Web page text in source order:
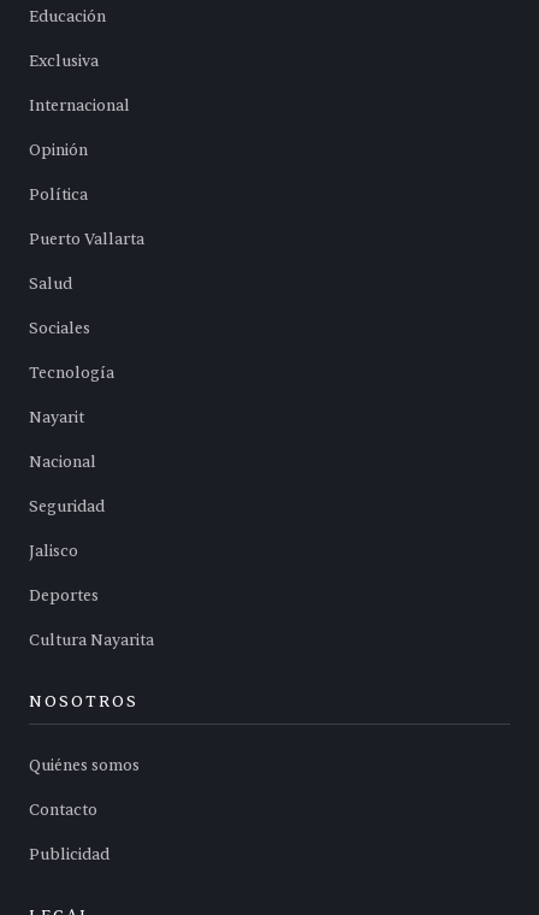
Educación
Exclusiva
Internacional
Opinión
Política
Puerto Vallarta
Salud
Sociales
Tecnología
Nayarit
Nacional
Seguridad
Jalisco
Deportes
Cultura Nayarita
NOSOTROS
Quiénes somos
Contacto
Publicidad